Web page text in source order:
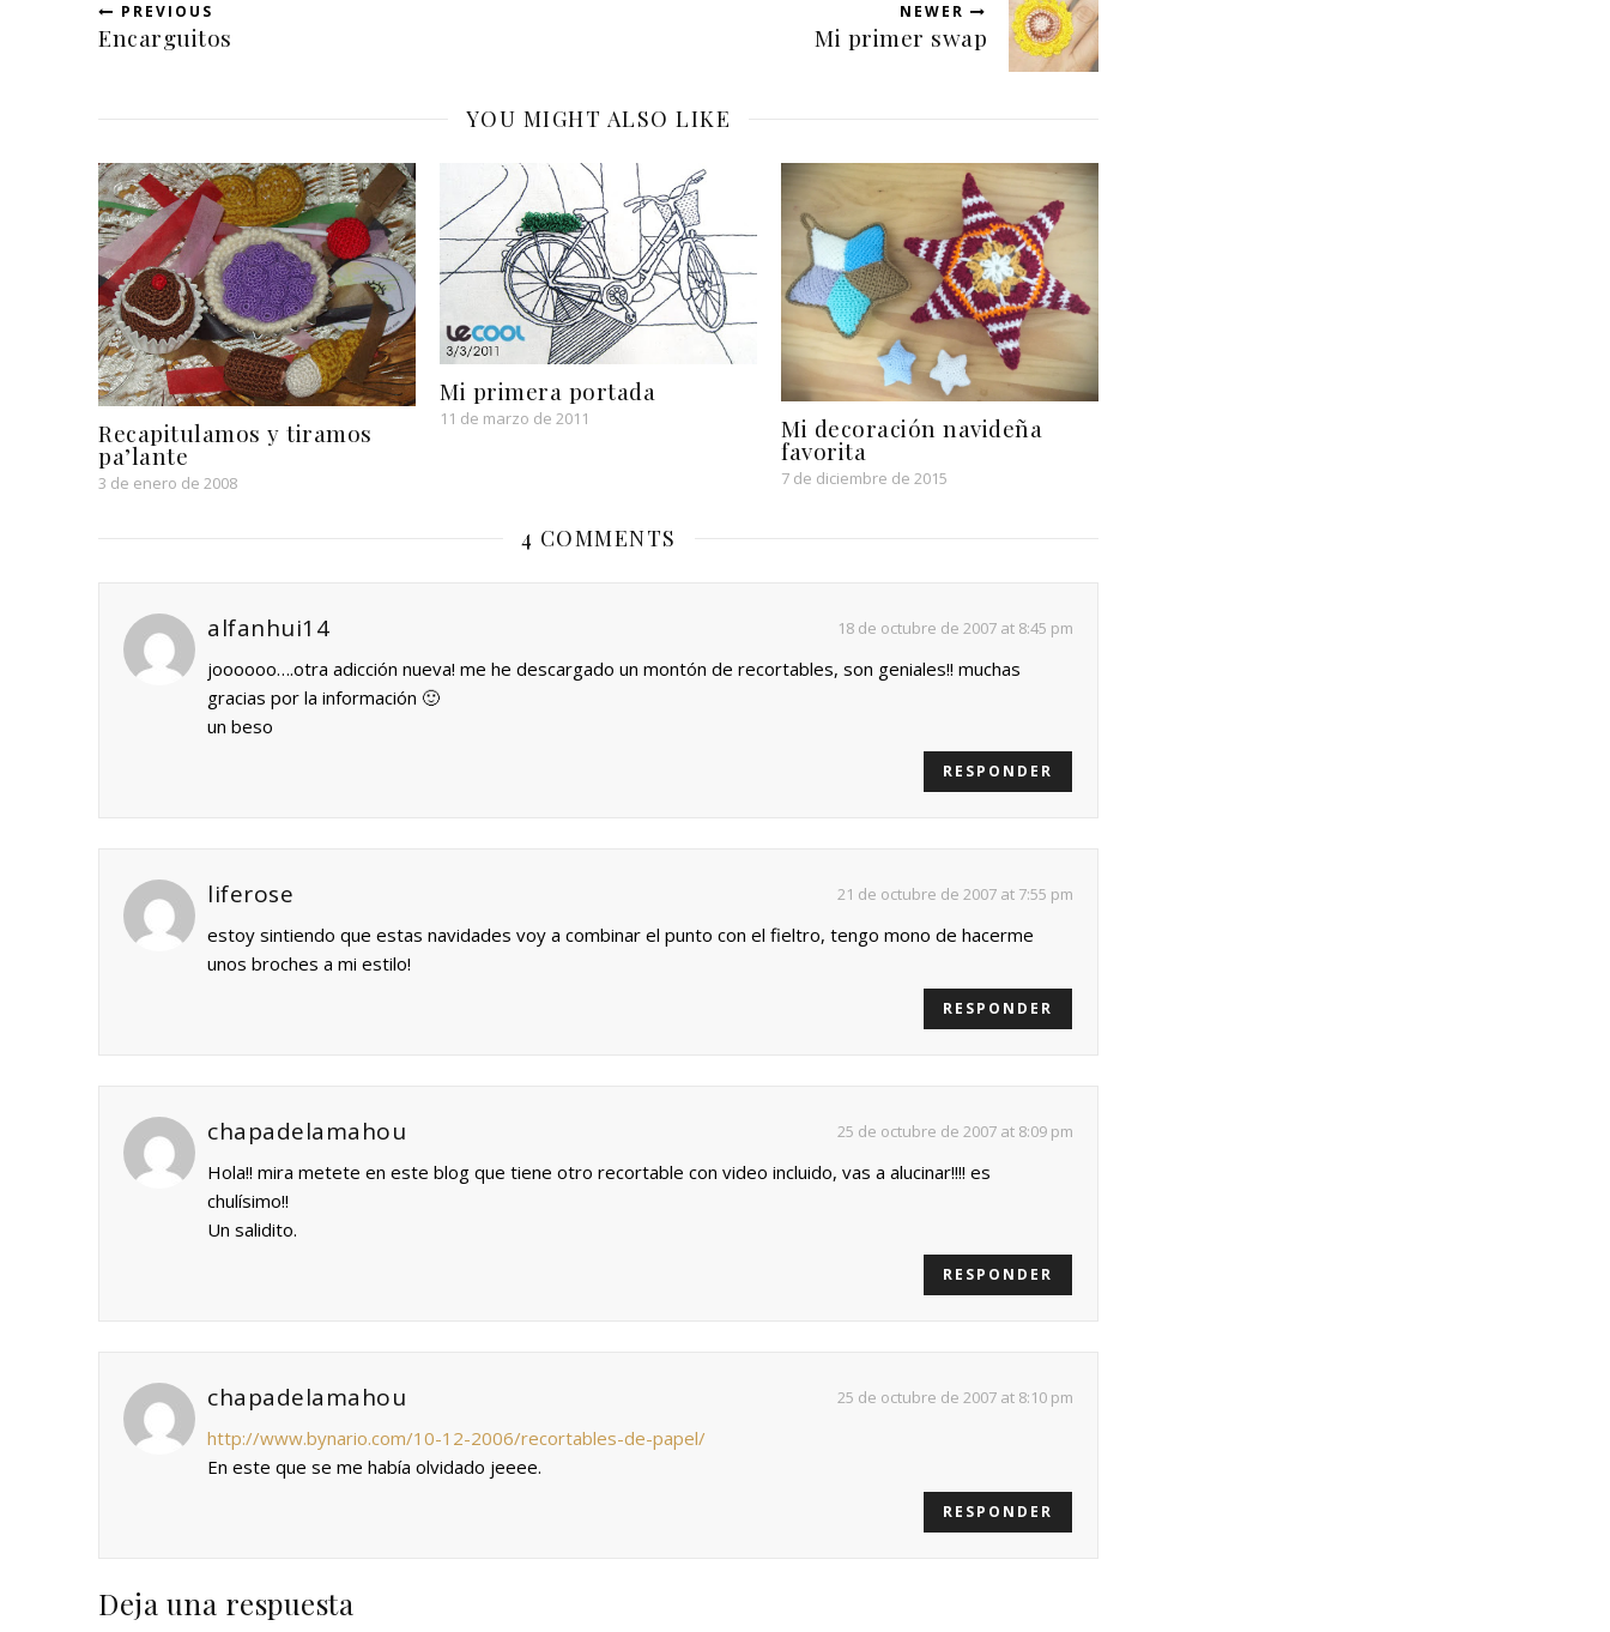
PREVIOUS
Encarguitos
NEWER
Mi primer swap
YOU MIGHT ALSO LIKE
Recapitulamos y tiramos
pa’lante
3 de enero de 2008
Mi primera portada
11 de marzo de 2011 Mi decoración navideña
favorita
7 de diciembre de 2015
4 COMMENTS
alfanhui14 18 de octubre de 2007 at 8:45 pm
joooooo….otra adicción nueva! me he descargado un montón de recortables, son geniales!! muchas
gracias por la información 🙂
un beso
RESPONDER
liferose 21 de octubre de 2007 at 7:55 pm
estoy sintiendo que estas navidades voy a combinar el punto con el fieltro, tengo mono de hacerme
unos broches a mi estilo!
RESPONDER
chapadelamahou 25 de octubre de 2007 at 8:09 pm
Hola!! mira metete en este blog que tiene otro recortable con video incluido, vas a alucinar!!!! es
chulísimo!!
Un salidito.
RESPONDER
chapadelamahou 25 de octubre de 2007 at 8:10 pm
http://www.bynario.com/10-12-2006/recortables-de-papel/
En este que se me había olvidado jeeee.
RESPONDER
Deja una respuesta